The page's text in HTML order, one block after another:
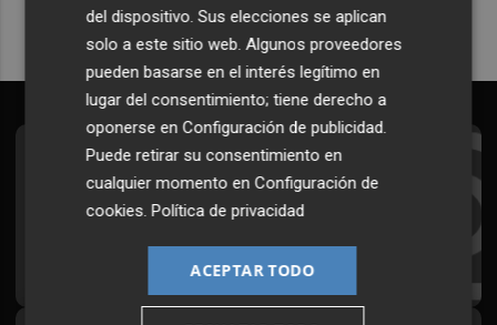
Suscríbete al Boletín
Todos los días a primera hora en tu email
del dispositivo. Sus elecciones se aplican
solo a este sitio web. Algunos proveedores
pueden basarse en el interés legítimo en
lugar del consentimiento; tiene derecho a
oponerse enConfiguración de publicidad.
Puede retirar su consentimiento en
cualquier momento enConfiguración de
cookies.Política de privacidad
ACEPTAR TODO